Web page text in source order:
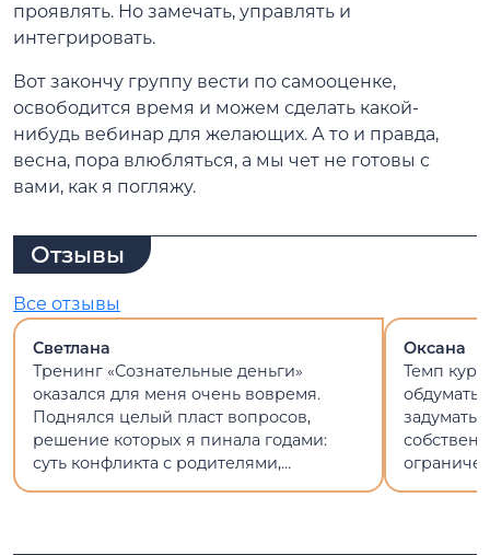
проявлять. Но замечать, управлять и
интегрировать.
Вот закончу группу вести по самооценке,
освободится время и можем сделать какой-
нибудь вебинар для желающих. А то и правда,
весна, пора влюбляться, а мы чет не готовы с
вами, как я погляжу.
Отзывы
Все отзывы
Светлана
Тренинг «Сознательные деньги»
оказался для меня очень вовремя.
Поднялся целый пласт вопросов,
решение которых я пинала годами:
суть конфликта с родителями,
Оксана
Темп
обдумать